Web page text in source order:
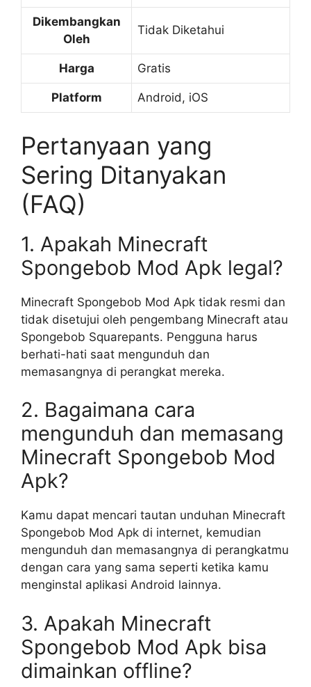
Dikembangkan
Oleh
Tidak Diketahui
Harga Gratis
Platform Android, iOS
Pertanyaan yang
Sering Ditanyakan
(FAQ)
1. Apakah Minecraft
Spongebob Mod Apk legal?
Minecraft Spongebob Mod Apk tidak resmi dan
tidak disetujui oleh pengembang Minecraft atau
Spongebob Squarepants. Pengguna harus
berhati-hati saat mengunduh dan
memasangnya di perangkat mereka.
2. Bagaimana cara
mengunduh dan memasang
Minecraft Spongebob Mod
Apk?
Kamu dapat mencari tautan unduhan Minecraft
Spongebob Mod Apk di internet, kemudian
mengunduh dan memasangnya di perangkatmu
dengan cara yang sama seperti ketika kamu
menginstal aplikasi Android lainnya.
3. Apakah Minecraft
Spongebob Mod Apk bisa
dimainkan offline?